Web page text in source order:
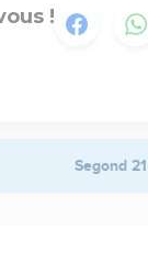
!
Segond 21